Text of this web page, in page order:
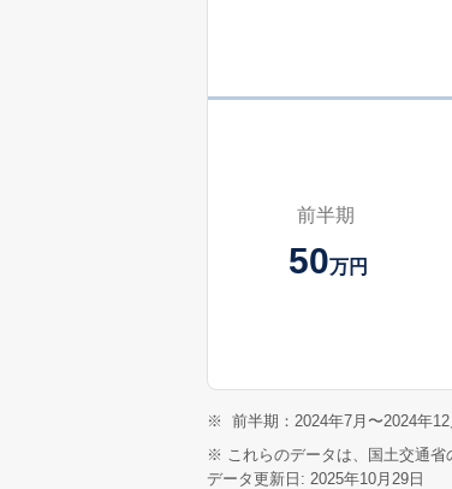
前半期
50万円
※
前半期：2024年7月〜2024年
※ これらのデータは、国土交通省
データ更新日: 2025年10月29日